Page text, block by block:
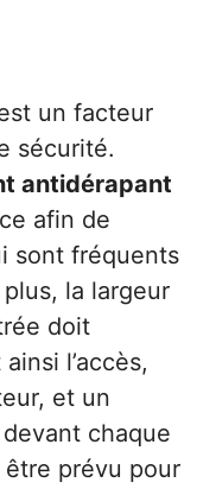
un facteur
sécurité.
antidérapant
afin de
sont fréquents
plus, la largeur
doit
l’accès,
et un
chaque
prévu pour